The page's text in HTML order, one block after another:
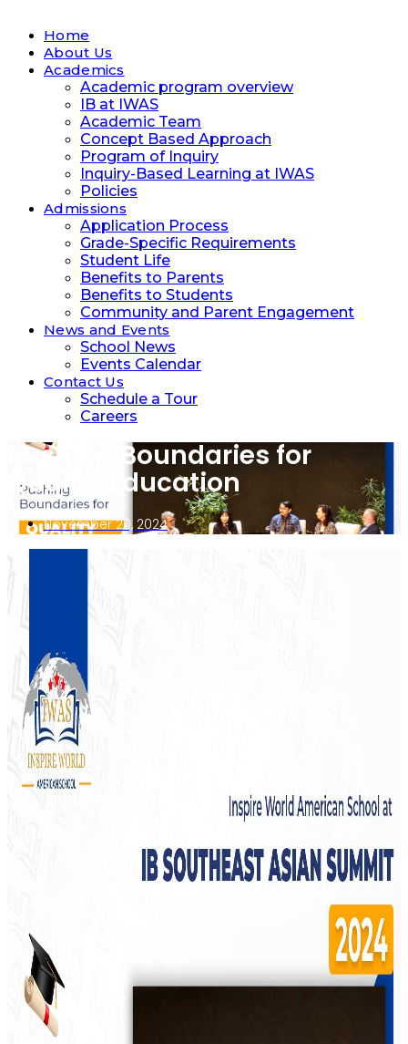
Home
About Us
Academics
Academic program overview
IB at IWAS
Academic Team
Concept Based Approach
Program of Inquiry
Inquiry-Based Learning at IWAS
Policies
Admissions
Application Process
Grade-Specific Requirements
Student Life
Benefits to Parents
Benefits to Students
Community and Parent Engagement
News and Events
School News
Events Calendar
Contact Us
Schedule a Tour
Careers
Pushing Boundaries for
Quality Education
November 20, 2024